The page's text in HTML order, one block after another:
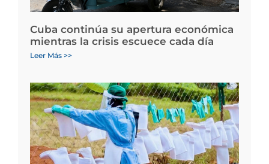
Cuba continúa su apertura económica
mientras la crisis escuece cada día
Leer Más >>